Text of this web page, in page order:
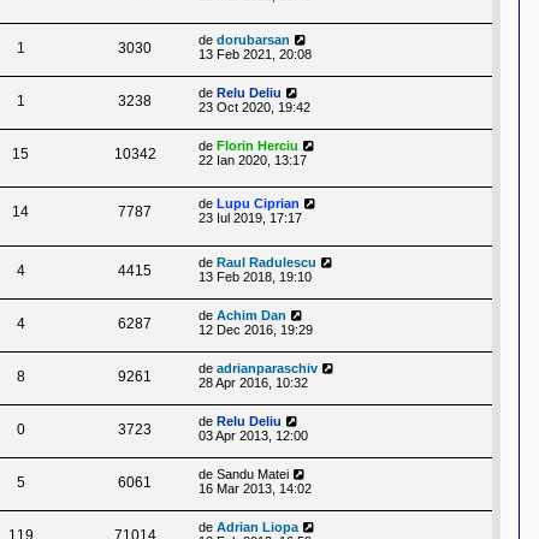
1 3030 de dorubarsan
13 Feb 2021, 20:08
1 3238 de Relu Deliu
23 Oct 2020, 19:42
15 10342 de Florin Herciu
22 Ian 2020, 13:17
14 7787 de Lupu Ciprian
23 Iul 2019, 17:17
4 4415 de Raul Radulescu
13 Feb 2018, 19:10
4 6287 de Achim Dan
12 Dec 2016, 19:29
8 9261 de adrianparaschiv
28 Apr 2016, 10:32
0 3723 de Relu Deliu
03 Apr 2013, 12:00
5 6061 de Sandu Matei
16 Mar 2013, 14:02
119 71014 de Adrian Liopa